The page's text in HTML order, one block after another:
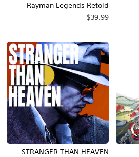
Rayman Legends Retold
$39.99
STRANGER THAN HEAVEN